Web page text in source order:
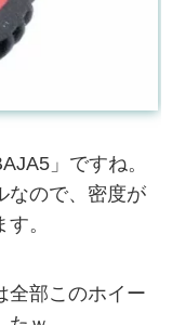
」ですね。
なので、密度が
。
全部このホイー